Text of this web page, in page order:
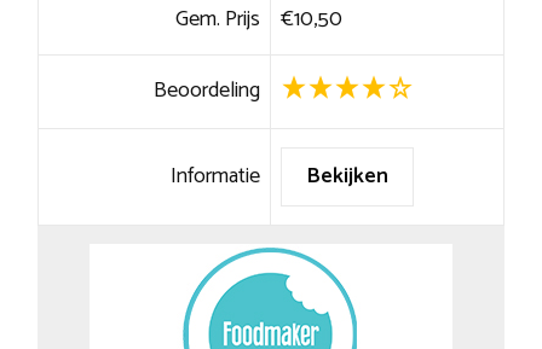
Gem. Prijs €10,50
Beoordeling
Informatie Bekijken